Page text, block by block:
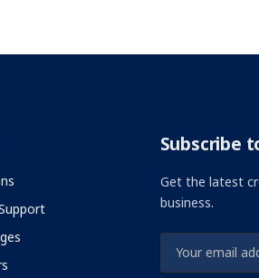
Subscribe
Get the latest
business.